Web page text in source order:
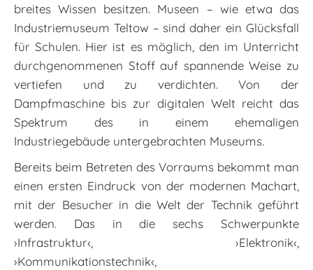
breites Wissen besitzen. Museen – wie etwa das
Industriemuseum Teltow – sind daher ein Glücksfall
für Schulen. Hier ist es möglich, den im Unterricht
durchgenommenen Stoff auf spannende Weise zu
vertiefen und zu verdichten. Von der
Dampfmaschine bis zur digitalen Welt reicht das
Spektrum des in einem ehemaligen
Industriegebäude untergebrachten Museums.
Bereits beim Betreten des Vorraums bekommt man
einen ersten Eindruck von der modernen Machart,
mit der Besucher in die Welt der Technik geführt
werden. Das in die sechs Schwerpunkte
›Infrastruktur‹, ›Elektronik‹,
›Kommunikationstechnik‹,